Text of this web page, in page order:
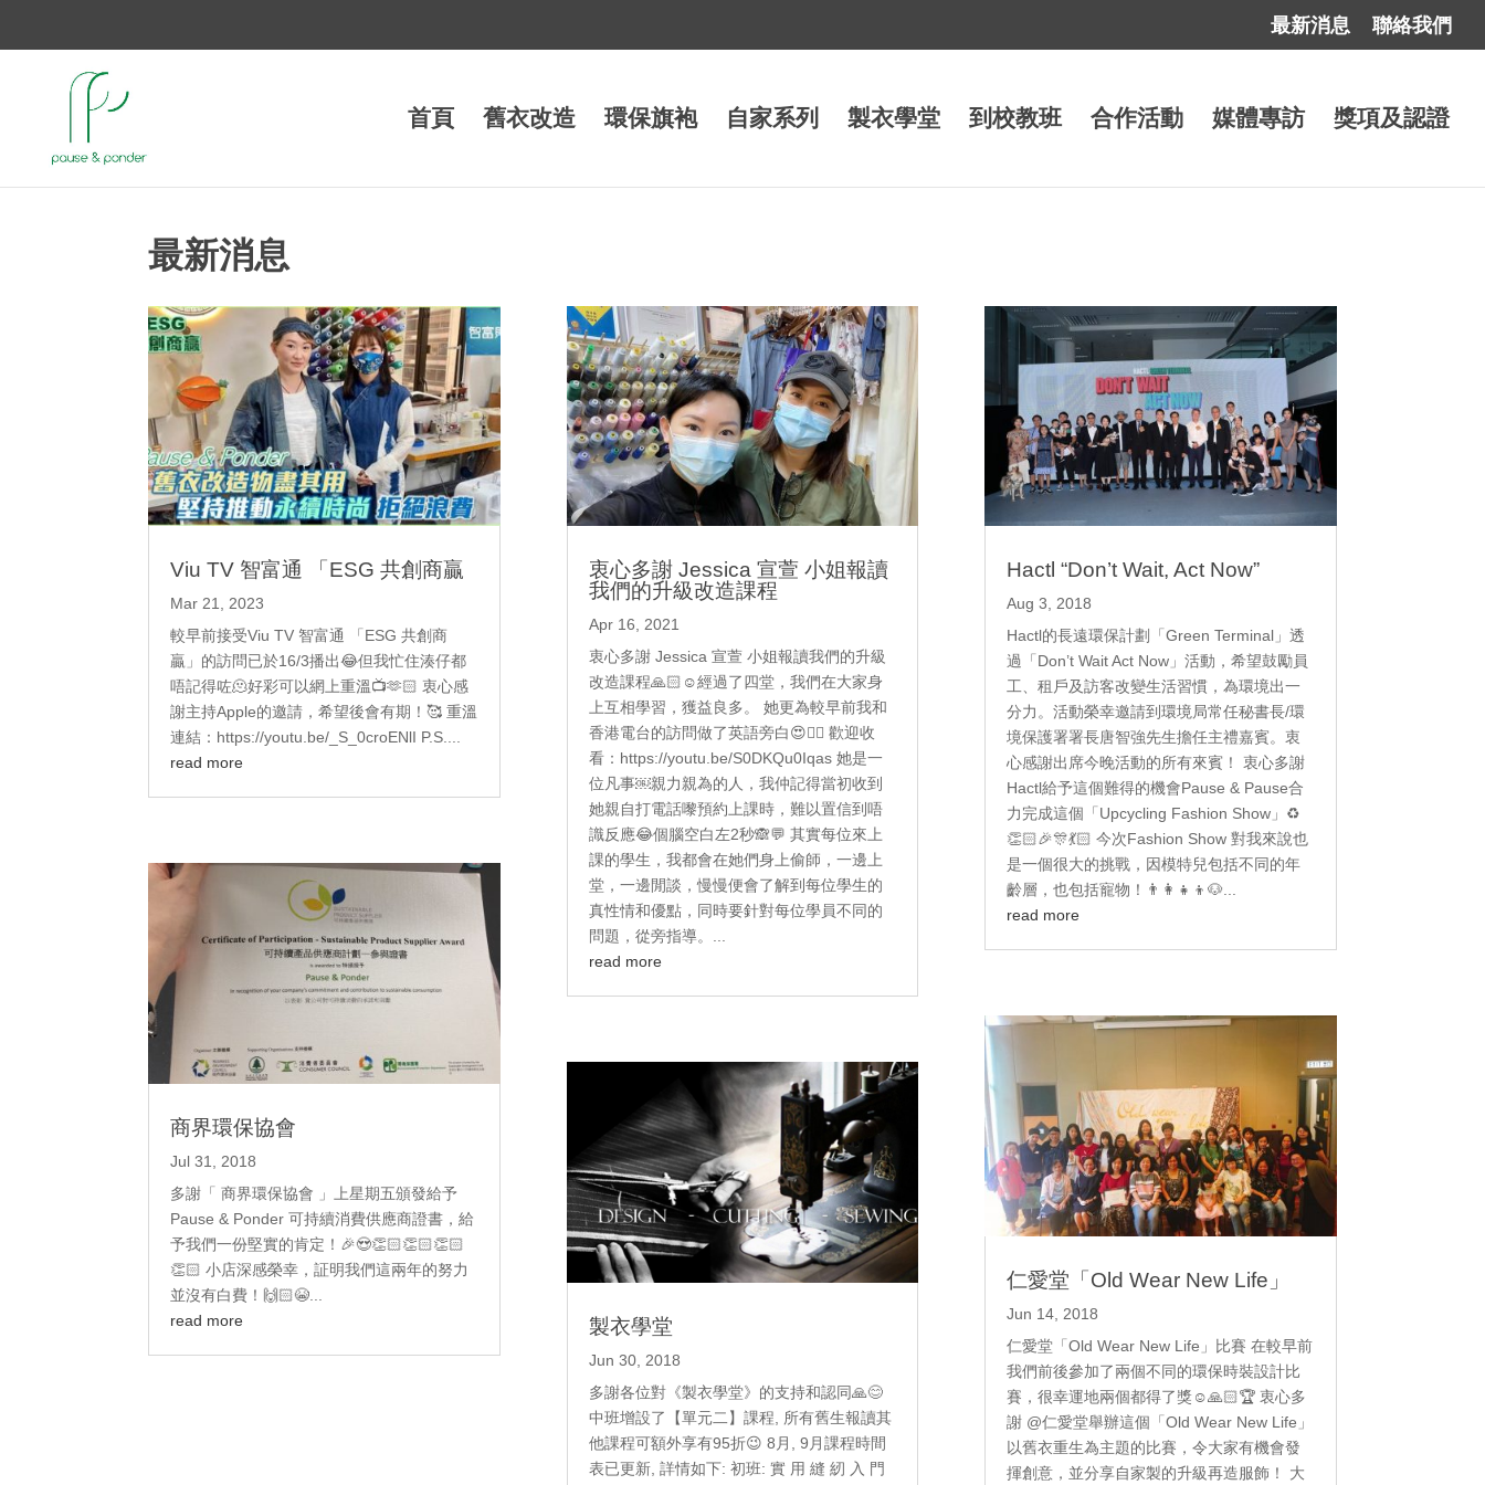
最新消息 聯絡我們
首頁 舊衣改造 環保旗袍 自家系列 製衣學堂 到校教班 合作活動 媒體專訪 獎項及認證
最新消息
Viu TV 智富通 「ESG 共創商贏
Mar 21, 2023
較早前接受Viu TV 智富通 「ESG 共創商
贏」的訪問已於16/3播出😂但我忙住湊仔都
唔記得咗🫠好彩可以網上重溫📺🫶🏻 衷心感
謝主持Apple的邀請，希望後會有期！🥰 重溫
連結：https://youtu.be/_S_0croENlI P.S....
read more
商界環保協會
Jul 31, 2018
多謝「 商界環保協會 」上星期五頒發給予
Pause & Ponder 可持續消費供應商證書，給
予我們一份堅實的肯定！🎉😍👏🏻👏🏻👏🏻
👏🏻 小店深感榮幸，証明我們這兩年的努力
並沒有白費！🙌🏻😭...
read more
衷心多謝 Jessica 宣萱 小姐報讀
我們的升級改造課程
Apr 16, 2021
衷心多謝 Jessica 宣萱 小姐報讀我們的升級
改造課程🙏🏻☺️經過了四堂，我們在大家身
上互相學習，獲益良多。 她更為較早前我和
香港電台的訪問做了英語旁白😍👉🏻 歡迎收
看：https://youtu.be/S0DKQu0Iqas 她是一
位凡事￼親力親為的人，我仲記得當初收到
她親自打電話嚟預約上課時，難以置信到唔
識反應😂個腦空白左2秒🙈💬 其實每位來上
課的學生，我都會在她們身上偷師，一邊上
堂，一邊閒談，慢慢便會了解到每位學生的
真性情和優點，同時要針對每位學員不同的
問題，從旁指導。...
read more
製衣學堂
Jun 30, 2018
多謝各位對《製衣學堂》的支持和認同🙏😊
中班增設了【單元二】課程, 所有舊生報讀其
他課程可額外享有95折😉 8月, 9月課程時間
表已更新, 詳情如下: 初班: 實 用 縫 紉 入 門
Hactl “Don’t Wait, Act Now”
Aug 3, 2018
Hactl的長遠環保計劃「Green Terminal」透
過「Don’t Wait Act Now」活動，希望鼓勵員
工、租戶及訪客改變生活習慣，為環境出一
分力。活動榮幸邀請到環境局常任秘書長/環
境保護署署長唐智強先生擔任主禮嘉賓。衷
心感謝出席今晚活動的所有來賓！ 衷心多謝
Hactl給予這個難得的機會Pause & Pause合
力完成這個「Upcycling Fashion Show」♻️
👏🏻🎉🎊💃🏻 今次Fashion Show 對我來說也
是一個很大的挑戰，因模特兒包括不同的年
齡層，也包括寵物！👨‍👩‍👧‍👦🐶...
read more
仁愛堂「Old Wear New Life」
Jun 14, 2018
仁愛堂「Old Wear New Life」比賽 在較早前
我們前後參加了兩個不同的環保時裝設計比
賽，很幸運地兩個都得了獎☺️🙏🏻🏆 衷心多
謝 @仁愛堂舉辦這個「Old Wear New Life」
以舊衣重生為主題的比賽，令大家有機會發
揮創意，並分享自家製的升級再造服飾！ 大